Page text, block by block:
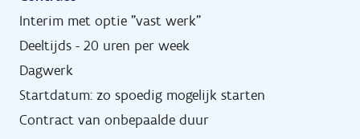
Interim met optie "vast werk"
Deeltijds - 20 uren per week
Dagwerk
Startdatum: zo spoedig mogelijk starten
Contract van onbepaalde duur